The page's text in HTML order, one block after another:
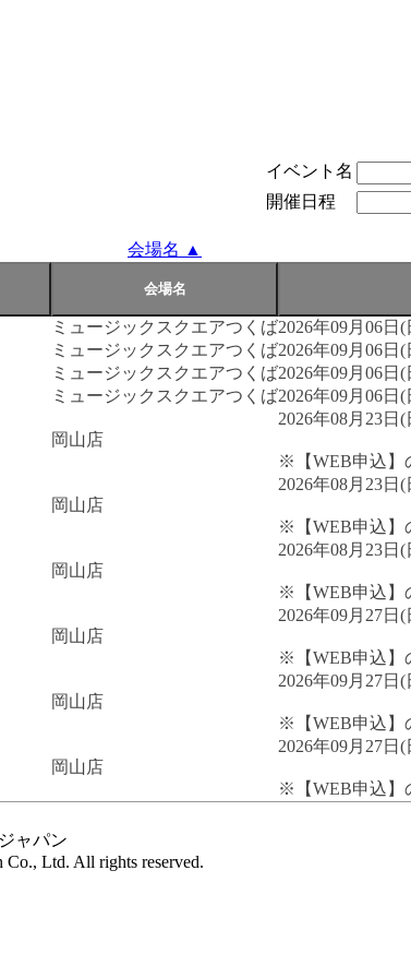
イベント名
開催日程
会場名 ▲
ミュージックスクエアつくば2026年09月06日(
ミュージックスクエアつくば2026年09月06日(
ミュージックスクエアつくば2026年09月06日(
ミュージックスクエアつくば2026年09月06日(
岡山店
2026年08月23日(
※【WEB申込】
岡山店
2026年08月23日(
※【WEB申込】
岡山店
2026年08月23日(
※【WEB申込】
岡山店
2026年09月27日(
※【WEB申込】
岡山店
2026年09月27日(
※【WEB申込】
岡山店
2026年09月27日(
※【WEB申込】
ャパン
Co., Ltd. All rights reserved.